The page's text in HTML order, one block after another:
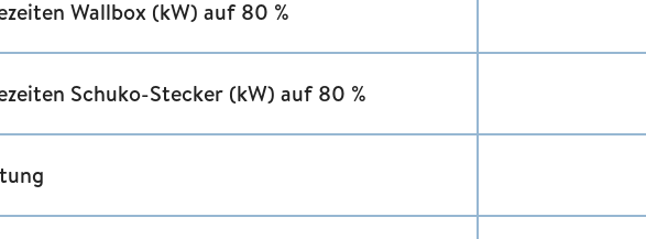
Wallbox (kW) auf 80 %
Schuko-Stecker (kW) auf 80 %